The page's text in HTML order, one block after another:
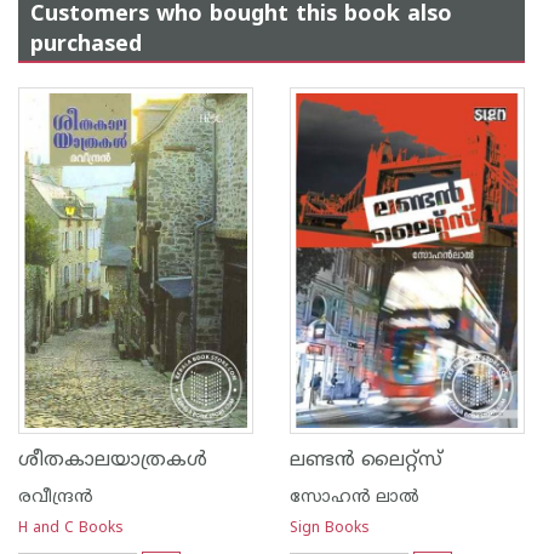
Customers who bought this book also
purchased
ശീതകാലയാത്രകള്‍
രവീന്ദ്രന്‍
H and C Books
ലണ്ടന്‍‌ ലൈറ്റ്സ്‌
സോഹന്‍‌ ലാല്‍‌
Sign Books